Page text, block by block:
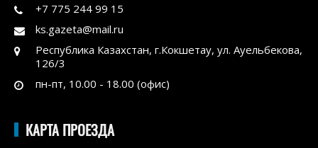
+7 775 244 99 15
ks.gazeta@mail.ru
Республика Казахстан, г.Кокшетау, ул. Ауельбекова,
126/3
пн-пт, 10.00 - 18.00 (офис)
КАРТА ПРОЕЗДА